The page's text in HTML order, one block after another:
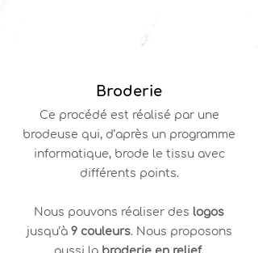
Broderie
Ce procédé est réalisé par une
brodeuse qui, d’après un programme
informatique, brode le tissu avec
différents points.
Nous pouvons réaliser des logos
jusqu’à 9 couleurs. Nous proposons